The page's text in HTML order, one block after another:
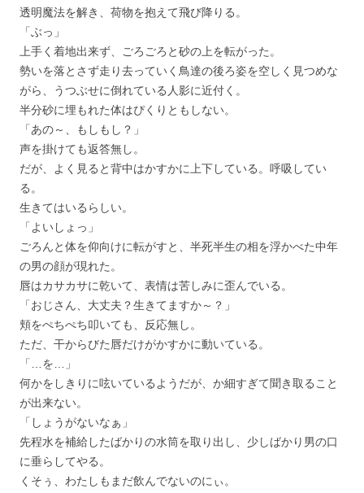
透明魔法を解き、荷物を抱えて飛び降りる。
「ぶっ」
上手く着地出来ず、ごろごろと砂の上を転がった。
勢いを落とさず走り去っていく鳥達の後ろ姿を空しく見つめな
がら、うつぶせに倒れている人影に近付く。
半分砂に埋もれた体はぴくりともしない。
「あの～、もしもし？」
声を掛けても返答無し。
だが、よく見ると背中はかすかに上下している。呼吸してい
る。
生きてはいるらしい。
「よいしょっ」
ごろんと体を仰向けに転がすと、半死半生の相を浮かべた中年
の男の顔が現れた。
唇はカサカサに乾いて、表情は苦しみに歪んでいる。
「おじさん、大丈夫？生きてますか～？」
頬をぺちぺち叩いても、反応無し。
ただ、干からびた唇だけがかすかに動いている。
「…を…」
何かをしきりに呟いているようだが、か細すぎて聞き取ること
が出来ない。
「しょうがないなぁ」
先程水を補給したばかりの水筒を取り出し、少しばかり男の口
に垂らしてやる。
くそぅ、わたしもまだ飲んでないのにぃ。